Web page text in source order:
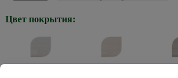
Цвет покрытия: